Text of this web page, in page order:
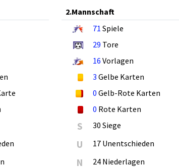
2.Mannschaft
71 Spiele
29 Tore
16 Vorlagen
3 Gelbe Karten
0 Gelb-Rote Karten
0 Rote Karten
S 30 Siege
U 17 Unentschieden
N 24 Niederlagen